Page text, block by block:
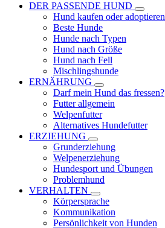
DER PASSENDE HUND
Hund kaufen oder adoptieren
Beste Hunde
Hunde nach Typen
Hund nach Größe
Hund nach Fell
Mischlingshunde
ERNÄHRUNG
Darf mein Hund das fressen?
Futter allgemein
Welpenfutter
Alternatives Hundefutter
ERZIEHUNG
Grunderziehung
Welpenerziehung
Hundesport und Übungen
Problemhund
VERHALTEN
Körpersprache
Kommunikation
Persönlichkeit von Hunden